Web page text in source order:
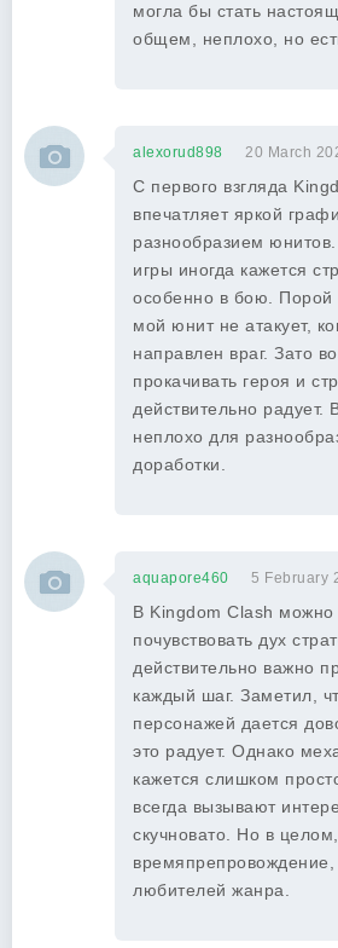
могла бы стать
общем, неплохо, но
alexorud898 20 March
С первого взгляда
впечатляет яркой
разнообразием
игры иногда кажется
особенно в бою. Порой
мой юнит не атакует,
направлен враг. Зато
прокачивать героя и
действительно радует.
неплохо для
доработки.
aquapore460 5 February
В Kingdom Clash можно
почувствовать дух
действительно важно
каждый шаг. Заметил,
персонажей дается
это радует. Однако
кажется слишком
всегда вызывают
скучновато. Но в
любителей жанра.